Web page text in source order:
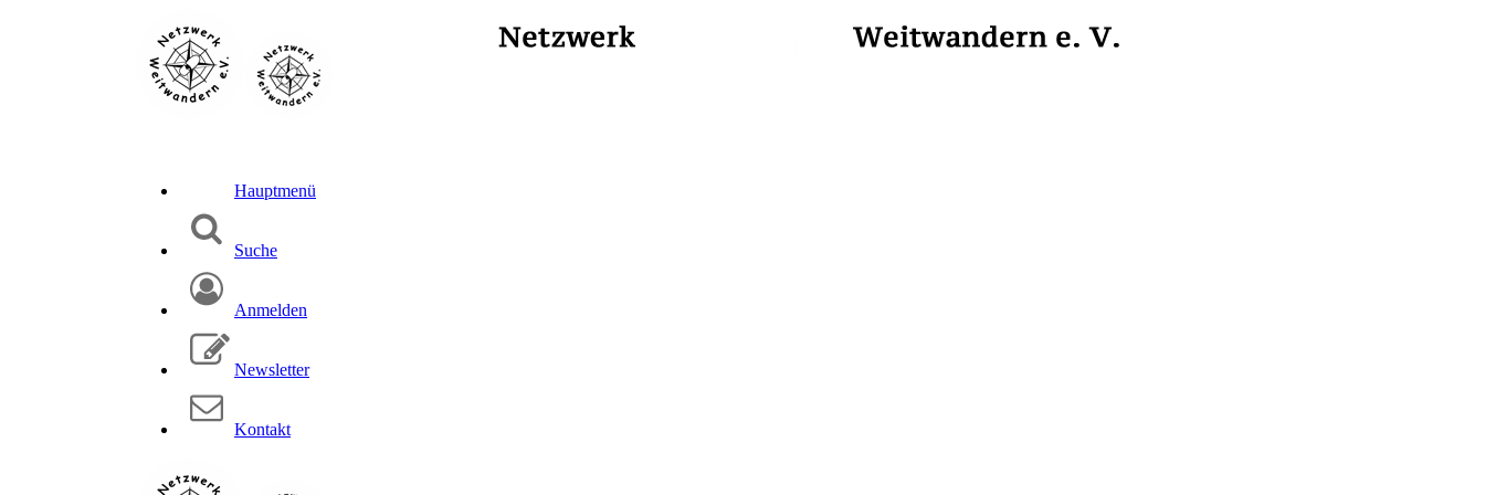
Hauptmenü
Suche
Anmelden
Newsletter
Kontakt